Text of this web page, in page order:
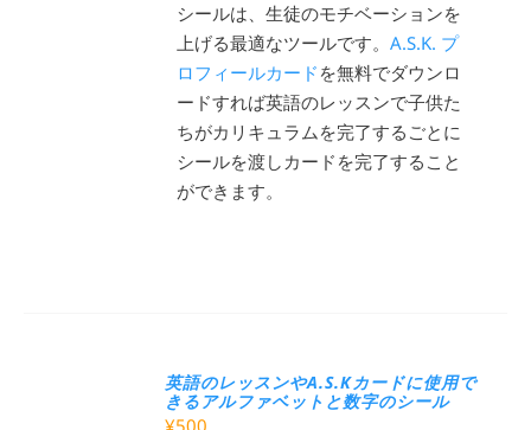
シールは、生徒のモチベーションを
上げる最適なツールです。A.S.K. プ
ロフィールカード を無料でダウンロ
ードすれば英語のレッスンで子供た
ちがカリキュラムを完了するごとに
シールを渡しカードを完了すること
ができます。
英語のレッスンやA.S.Kカードに使用で
きるアルファベットと数字のシール